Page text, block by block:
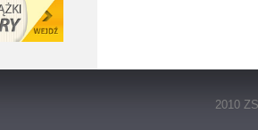
2010